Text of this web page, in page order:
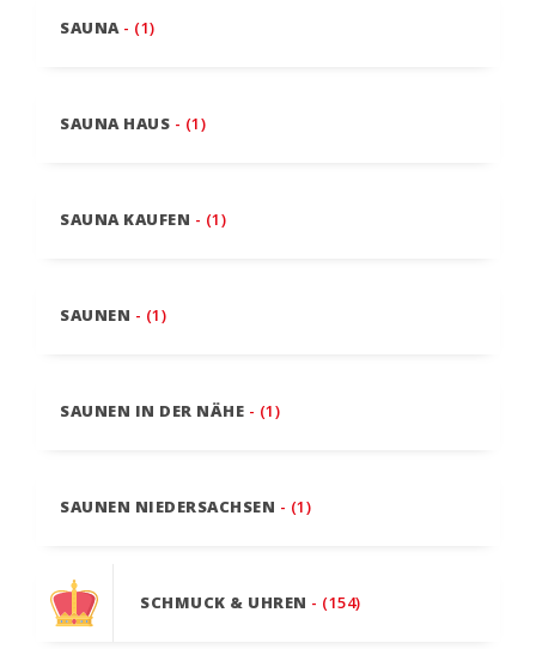
SAUNA - (1)
SAUNA HAUS - (1)
SAUNA KAUFEN - (1)
SAUNEN - (1)
SAUNEN IN DER NÄHE - (1)
SAUNEN NIEDERSACHSEN - (1)
SCHMUCK & UHREN - (154)